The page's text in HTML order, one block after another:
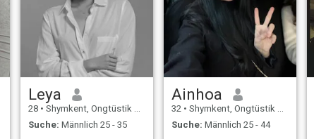
Leya
28 • Shymkent, Ongtüstik Qazaqstan, Kasachstan
Suche: Männlich 25 - 35
Ainhoa
32 • Shymkent, Ongtüstik Qazaqstan, Kasachstan
Suche: Männlich 25 - 44